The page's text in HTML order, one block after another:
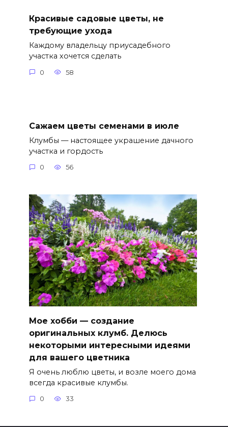
Красивые садовые цветы, не
требующие ухода
Каждому владельцу приусадебного
участка хочется сделать
0 58
Сажаем цветы семенами в июле
Клумбы — настоящее украшение дачного
участка и гордость
0 56
Мое хобби — создание
оригинальных клумб. Делюсь
некоторыми интересными идеями
для вашего цветника
Я очень люблю цветы, и возле моего дома
всегда красивые клумбы.
0 33